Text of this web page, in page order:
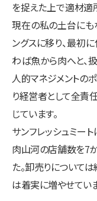
を捉えた上で適材適
現在の私の土台にも
ングスに移り、最初
わば魚から肉へと、
人的マネジメントの
り経営者として全責
じています。
サンフレッシュミー
肉山河の店舗数を7
た。卸売りについて
は着実に増やせてい